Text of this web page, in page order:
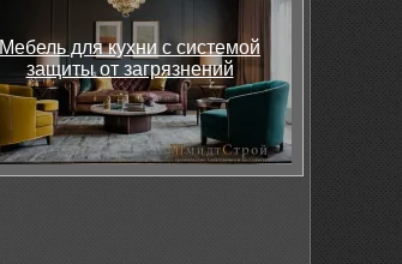
Мебель для кухни с системой
защиты от загрязнений